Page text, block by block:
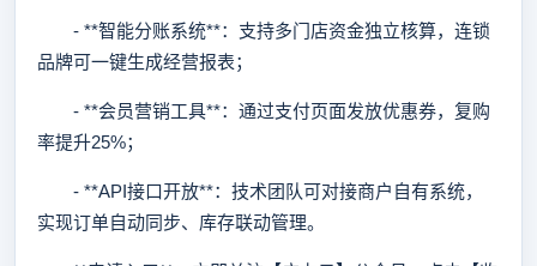
- **智能分账系统**：支持多门店资金独立核算，连锁
品牌可一键生成经营报表；
- **会员营销工具**：通过支付页面发放优惠券，复购
率提升25%；
- **API接口开放**：技术团队可对接商户自有系统，
实现订单自动同步、库存联动管理。